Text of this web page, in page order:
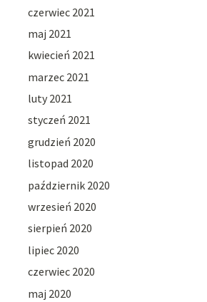
czerwiec 2021
maj 2021
kwiecień 2021
marzec 2021
luty 2021
styczeń 2021
grudzień 2020
listopad 2020
październik 2020
wrzesień 2020
sierpień 2020
lipiec 2020
czerwiec 2020
maj 2020